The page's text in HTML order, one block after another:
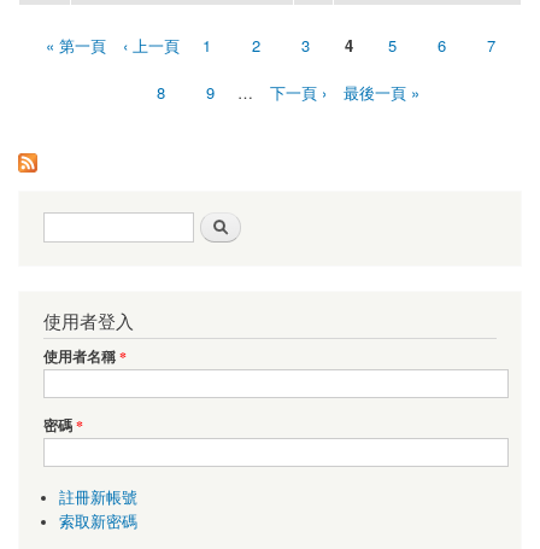
頁面« 第一頁 ‹ 上一頁 1 2 3 4 5 6 7
8 9 … 下一頁 › 最後一頁 »
搜尋表單
使用者登入
使用者名稱*
密碼*
註冊新帳號
索取新密碼